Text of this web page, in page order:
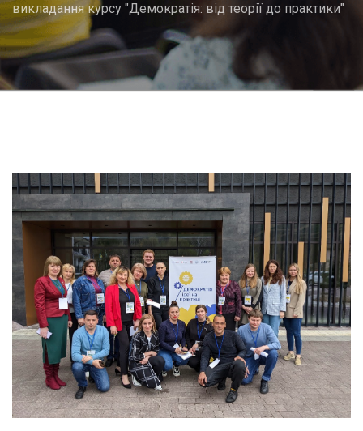
викладання курсу "Демократія: від теорії до практики"